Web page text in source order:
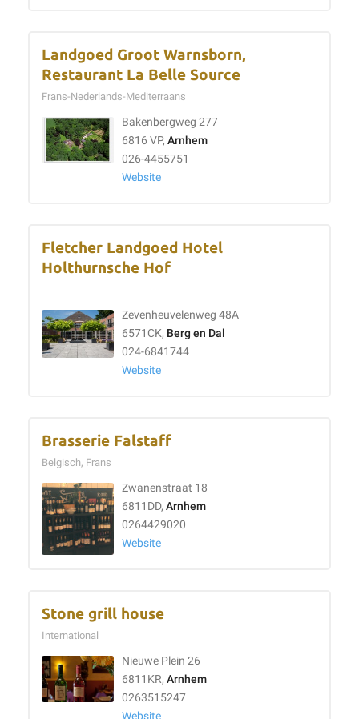
Landgoed Groot Warnsborn,
Restaurant La Belle Source
Frans-Nederlands-Mediterraans
Bakenbergweg 277
6816 VP, Arnhem
026-4455751
Website
Fletcher Landgoed Hotel
Holthurnsche Hof
Zevenheuvelenweg 48A
6571CK, Berg en Dal
024-6841744
Website
Brasserie Falstaff
Belgisch, Frans
Zwanenstraat 18
6811DD, Arnhem
0264429020
Website
Stone grill house
International
Nieuwe Plein 26
6811KR, Arnhem
0263515247
Website